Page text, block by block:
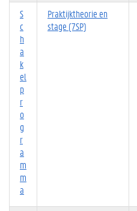
S
c
h
a
k
el
p
r
o
g
r
a
m
m
a
Praktijktheorie en
stage (7SP)